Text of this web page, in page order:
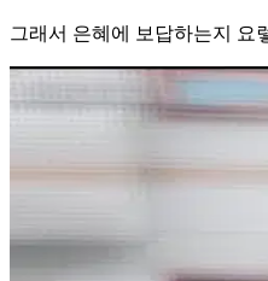
그래서 은혜에 보답하는지 요